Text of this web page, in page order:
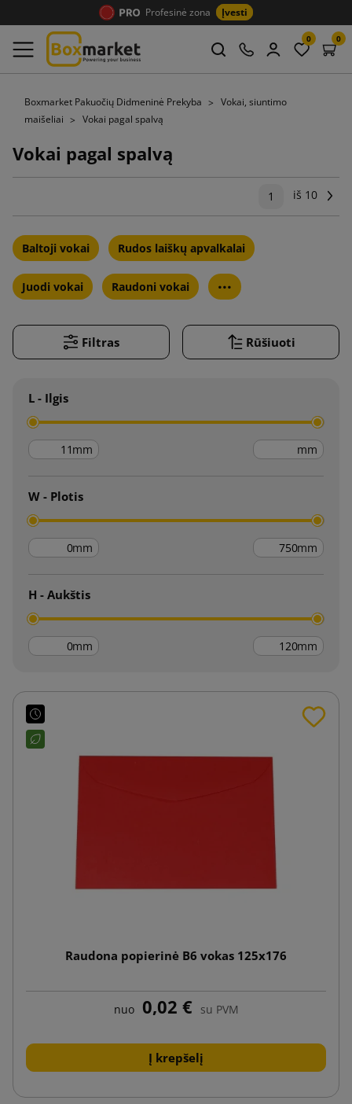
Profesinė zona Įvesti
0 0
Boxmarket Pakuočių Didmeninė Prekyba
Vokai, siuntimo
maišeliai
Vokai pagal spalvą
Vokai pagal spalvą
1 iš 10
Baltoji vokai Rudos laiškų apvalkalai
Juodi vokai Raudoni vokai ...
Filtras Rūšiuoti
L - Ilgis
mm mm
W - Plotis
mm mm
H - Aukštis
mm mm
Raudona popierinė B6 vokas 125x176
nuo 0,02 € su PVM
Į krepšelį